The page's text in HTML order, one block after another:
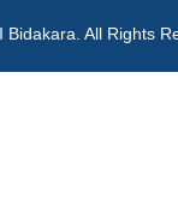
All Rights